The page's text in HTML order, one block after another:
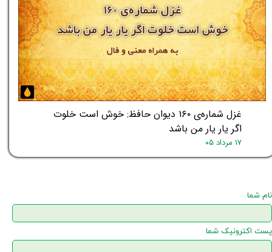
غزل شماره‌ی ۱۶۰ دیوان حافظ: خوش است خلوت
اگر یار یار من باشد
۱۷ مرداد ۰۵
نام شما
پست اکترونیک شما